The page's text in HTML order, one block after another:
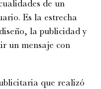
de un
Es la estrecha
la publicidad y
un mensaje con
que realizó